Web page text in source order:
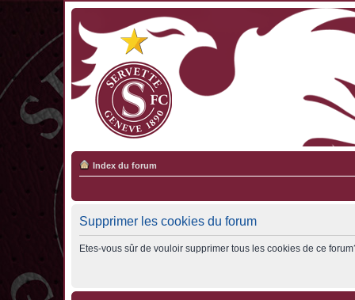
Index du forum
Supprimer les cookies du forum
Etes-vous sûr de vouloir supprimer tous les cookies de ce